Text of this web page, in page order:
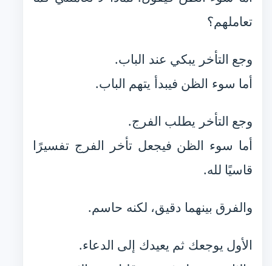
تعاملهم؟
وجع التأخر يبكي عند الباب.
أما سوء الظن فيبدأ يتهم الباب.
وجع التأخر يطلب الفرج.
أما سوء الظن فيجعل تأخر الفرج تفسيرًا
قاسيًا لله.
والفرق بينهما دقيق، لكنه حاسم.
الأول يوجعك ثم يعيدك إلى الدعاء.